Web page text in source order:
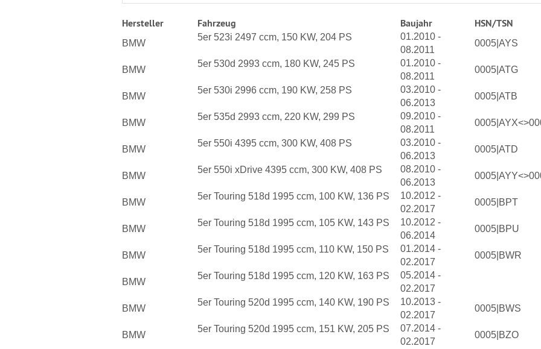
Hersteller Fahrzeug Baujahr HSN/TSN
BMW
5er 523i 2497 ccm, 150 KW, 204 PS
01.2010 -
08.2011
0005|AYS
BMW
5er 530d 2993 ccm, 180 KW, 245 PS
01.2010 -
08.2011
0005|ATG
BMW
5er 530i 2996 ccm, 190 KW, 258 PS
03.2010 -
06.2013
0005|ATB
BMW
5er 535d 2993 ccm, 220 KW, 299 PS
09.2010 -
08.2011
BMW
5er 550i 4395 ccm, 300 KW, 408 PS
03.2010 -
06.2013
0005|ATD
BMW
5er 550i xDrive 4395 ccm, 300 KW, 408 PS
08.2010 -
06.2013
BMW
5er Touring 518d 1995 ccm, 100 KW, 136 PS
10.2012 -
02.2017
0005|BPT
BMW
5er Touring 518d 1995 ccm, 105 KW, 143 PS
10.2012 -
06.2014
0005|BPU
BMW
5er Touring 518d 1995 ccm, 110 KW, 150 PS
01.2014 -
02.2017
0005|BWR
BMW
5er Touring 518d 1995 ccm, 120 KW, 163 PS
05.2014 -
02.2017
BMW
5er Touring 520d 1995 ccm, 140 KW, 190 PS
10.2013 -
02.2017
0005|BWS
BMW
5er Touring 520d 1995 ccm, 151 KW, 205 PS
07.2014 -
02.2017
0005|BZO